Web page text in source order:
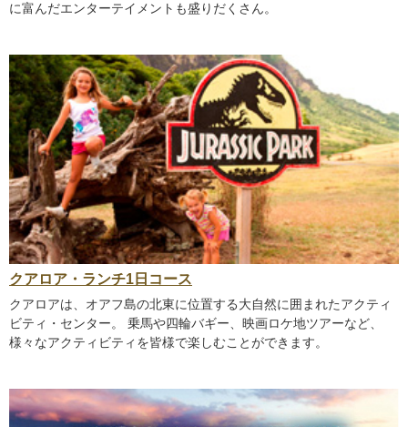
に富んだエンターテイメントも盛りだくさん。
クアロア・ランチ1日コース
クアロアは、オアフ島の北東に位置する大自然に囲まれたアクティ
ビティ・センター。 乗馬や四輪バギー、映画ロケ地ツアーなど、
様々なアクティビティを皆様で楽しむことができます。